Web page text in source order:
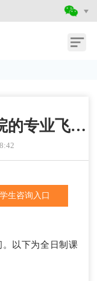
新西兰大陆航空飞行学院的专业飞行员培训课程
生咨询入口
以下为全日制课